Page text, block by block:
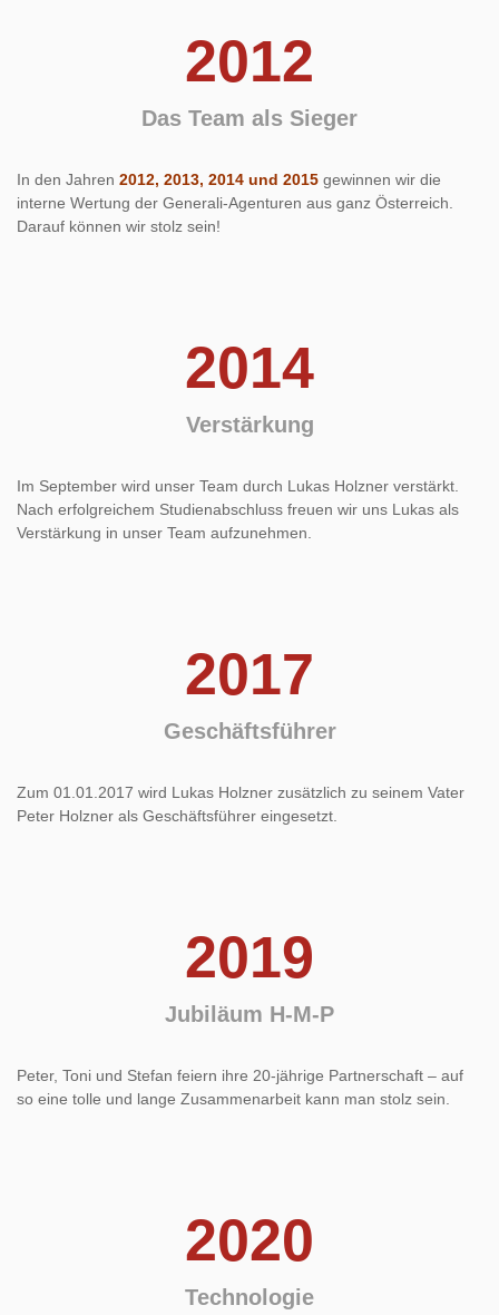
2012
Das Team als Sieger
In den Jahren 2012, 2013, 2014 und 2015 gewinnen wir die
interne Wertung der Generali-Agenturen aus ganz Österreich.
Darauf können wir stolz sein!
2014
Verstärkung
Im September wird unser Team durch Lukas Holzner verstärkt.
Nach erfolgreichem Studienabschluss freuen wir uns Lukas als
Verstärkung in unser Team aufzunehmen.
2017
Geschäftsführer
Zum 01.01.2017 wird Lukas Holzner zusätzlich zu seinem Vater
Peter Holzner als Geschäftsführer eingesetzt.
2019
Jubiläum H-M-P
Peter, Toni und Stefan feiern ihre 20-jährige Partnerschaft – auf
so eine tolle und lange Zusammenarbeit kann man stolz sein.
2020
Technologie